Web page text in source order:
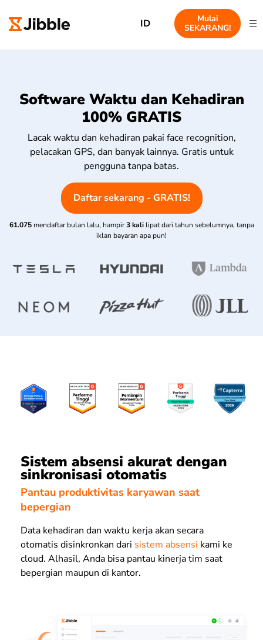
ID
Mulai
SEKARANG!
Software Waktu dan Kehadiran
100% GRATIS
Lacak waktu dan kehadiran pakai face recognition,
pelacakan GPS, dan banyak lainnya. Gratis untuk
pengguna tanpa batas.
Daftar sekarang - GRATIS!
61.075 mendaftar bulan lalu, hampir 3 kali lipat dari tahun sebelumnya, tanpa
iklan bayaran apa pun!
Sistem absensi akurat dengan
sinkronisasi otomatis
Pantau produktivitas karyawan saat
bepergian
Data kehadiran dan waktu kerja akan secara
otomatis disinkronkan dari sistem absensi kami ke
cloud. Alhasil, Anda bisa pantau kinerja tim saat
bepergian maupun di kantor.